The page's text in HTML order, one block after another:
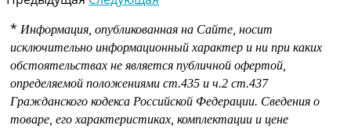
* Информация, опубликованная на Сайте, носит
исключительно информационный характер и ни при каких
обстоятельствах не является публичной офертой,
определяемой положениями ст.435 и ч.2 ст.437
Гражданского кодекса Российской Федерации. Сведения о
товаре, его характеристиках, комплектации и цене